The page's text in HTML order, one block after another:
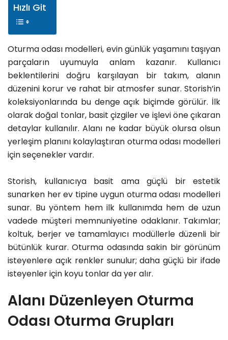
Hızlı Git
Oturma odası modelleri, evin günlük yaşamını taşıyan
parçaların uyumuyla anlam kazanır. Kullanıcı
beklentilerini doğru karşılayan bir takım, alanın
düzenini korur ve rahat bir atmosfer sunar. Storish’in
koleksiyonlarında bu denge açık biçimde görülür. İlk
olarak doğal tonlar, basit çizgiler ve işlevi öne çıkaran
detaylar kullanılır. Alanı ne kadar büyük olursa olsun
yerleşim planını kolaylaştıran oturma odası modelleri
için seçenekler vardır.
Storish, kullanıcıya basit ama güçlü bir estetik
sunarken her ev tipine uygun oturma odası modelleri
sunar. Bu yöntem hem ilk kullanımda hem de uzun
vadede müşteri memnuniyetine odaklanır. Takımlar;
koltuk, berjer ve tamamlayıcı modüllerle düzenli bir
bütünlük kurar. Oturma odasında sakin bir görünüm
isteyenlere açık renkler sunulur; daha güçlü bir ifade
isteyenler için koyu tonlar da yer alır.
Alanı Düzenleyen Oturma
Odası Oturma Grupları